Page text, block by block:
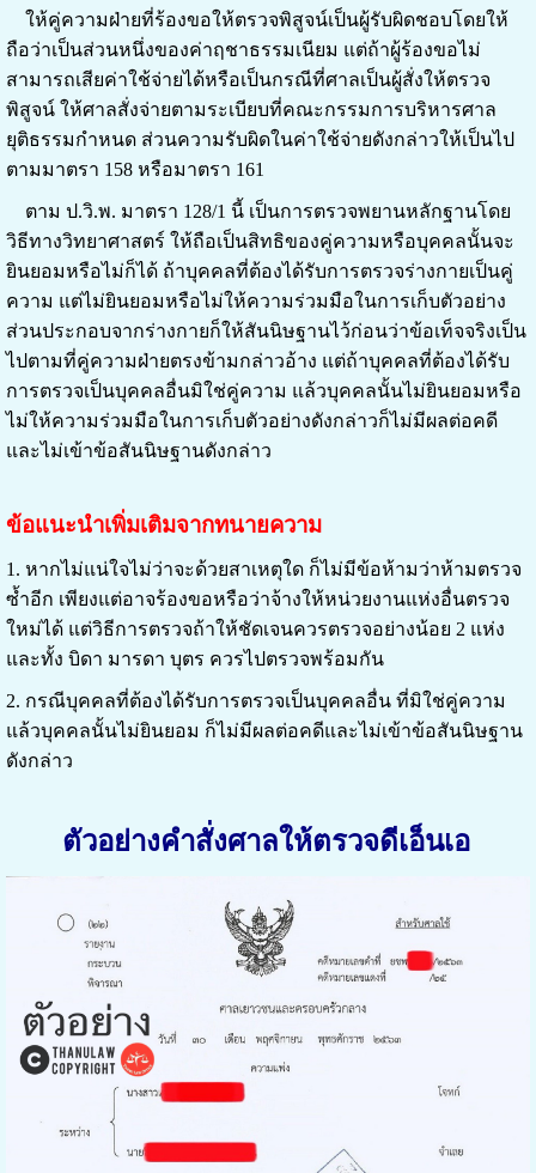
ให้คู่ความฝ่ายที่ร้องขอให้ตรวจพิสูจน์เป็นผู้รับผิดชอบโดยให้
ถือว่าเป็นส่วนหนึ่งของค่าฤชาธรรมเนียม แต่ถ้าผู้ร้องขอไม่
สามารถเสียค่าใช้จ่ายได้หรือเป็นกรณีที่ศาลเป็นผู้สั่งให้ตรวจ
พิสูจน์ ให้ศาลสั่งจ่ายตามระเบียบที่คณะกรรมการบริหารศาล
ยุติธรรมกำหนด ส่วนความรับผิดในค่าใช้จ่ายดังกล่าวให้เป็นไป
ตามมาตรา 158 หรือมาตรา 161
ตาม ป.วิ.พ. มาตรา 128/1 นี้ เป็นการตรวจพยานหลักฐานโดย
วิธีทางวิทยาศาสตร์ ให้ถือเป็นสิทธิของคู่ความหรือบุคคลนั้นจะ
ยินยอมหรือไม่ก็ได้ ถ้าบุคคลที่ต้องได้รับการตรวจร่างกายเป็นคู่
ความ แต่ไม่ยินยอมหรือไม่ให้ความร่วมมือในการเก็บตัวอย่าง
ส่วนประกอบจากร่างกายก็ให้สันนิษฐานไว้ก่อนว่าข้อเท็จจริงเป็น
ไปตามที่คู่ความฝ่ายตรงข้ามกล่าวอ้าง แต่ถ้าบุคคลที่ต้องได้รับ
การตรวจเป็นบุคคลอื่นมิใช่คู่ความ แล้วบุคคลนั้นไม่ยินยอมหรือ
ไม่ให้ความร่วมมือในการเก็บตัวอย่างดังกล่าวก็ไม่มีผลต่อคดี
และไม่เข้าข้อสันนิษฐานดังกล่าว
ข้อแนะนำเพิ่มเติมจากทนายความ
1. หากไม่แน่ใจไม่ว่าจะด้วยสาเหตุใด ก็ไม่มีข้อห้ามว่าห้ามตรวจ
ซ้ำอีก เพียงแต่อาจร้องขอหรือว่าจ้างให้หน่วยงานแห่งอื่นตรวจ
ใหม่ได้ แต่วิธีการตรวจถ้าให้ชัดเจนควรตรวจอย่างน้อย 2 แห่ง
และทั้ง บิดา มารดา บุตร ควรไปตรวจพร้อมกัน
2. กรณีบุคคลที่ต้องได้รับการตรวจเป็นบุคคลอื่น ที่มิใช่คู่ความ
แล้วบุคคลนั้นไม่ยินยอม ก็ไม่มีผลต่อคดีและไม่เข้าข้อสันนิษฐาน
ดังกล่าว
ตัวอย่างคำสั่งศาลให้ตรวจดีเอ็นเอ